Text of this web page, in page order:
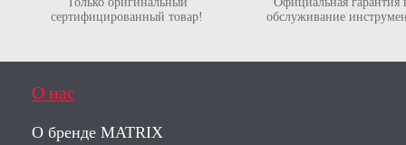
сертифицированный товар!
обслуживание
О нас
О бренде MATRIX